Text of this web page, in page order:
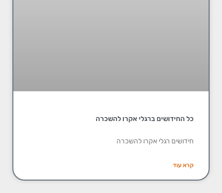
כל החידושים ברגלי אקרו להשכרה
חידושים רגלי אקרו להשכרה
קרא עוד